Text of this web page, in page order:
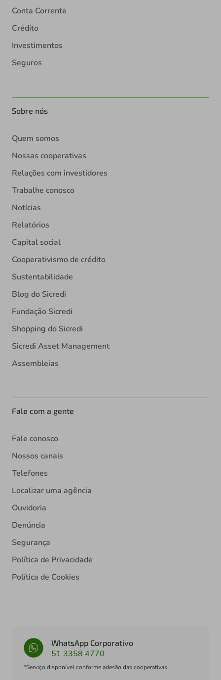
Conta Corrente
Crédito
Investimentos
Seguros
Sobre nós
Quem somos
Nossas cooperativas
Relações com investidores
Trabalhe conosco
Notícias
Relatórios
Capital social
Cooperativismo de crédito
Sustentabilidade
Blog do Sicredi
Fundação Sicredi
Shopping do Sicredi
Sicredi Asset Management
Assembleias
Fale com a gente
Fale conosco
Nossos canais
Telefones
Localizar uma agência
Ouvidoria
Denúncia
Segurança
Política de Privacidade
Política de Cookies
WhatsApp Corporativo
51 3358 4770
*Serviço disponível conforme adesão das cooperativas